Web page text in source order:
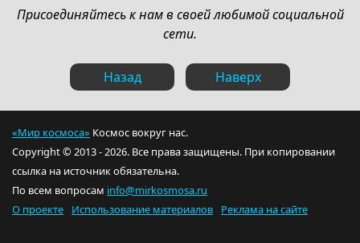
Присоединяйтесь к нам в своей любимой социальной
сети.
Назад Наверх
«Мир космоса» Космос вокруг нас.
Copyright © 2013 - 2026. Все права защищены. При копировании
ссылка на источник обязательна.
По всем вопросам info@mirkosmosa.ru
О проекте
Использование материалов Реклама на сайте